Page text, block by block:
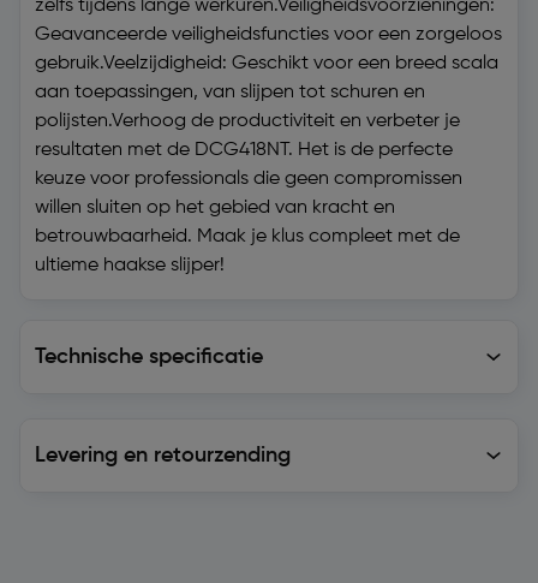
zelfs tijdens lange werkuren.Veiligheidsvoorzieningen:
Geavanceerde veiligheidsfuncties voor een zorgeloos
gebruik.Veelzijdigheid: Geschikt voor een breed scala
aan toepassingen, van slijpen tot schuren en
polijsten.Verhoog de productiviteit en verbeter je
resultaten met de DCG418NT. Het is de perfecte
keuze voor professionals die geen compromissen
willen sluiten op het gebied van kracht en
betrouwbaarheid. Maak je klus compleet met de
ultieme haakse slijper!
Technische specificatie
Levering en retourzending